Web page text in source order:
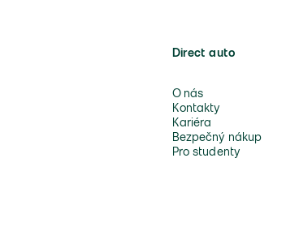
Direct auto
O nás
Kontakty
Kariéra
Bezpečný nákup
Pro studenty